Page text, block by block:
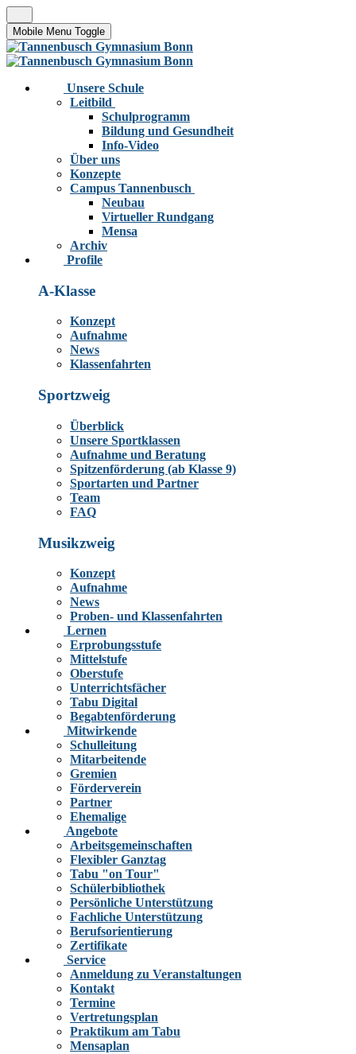
Mobile Menu Toggle
Unsere Schule
Leitbild
Schulprogramm
Bildung und Gesundheit
Info-Video
Über uns
Konzepte
Campus Tannenbusch
Neubau
Virtueller Rundgang
Mensa
Archiv
Profile
A-Klasse
Konzept
Aufnahme
News
Klassenfahrten
Sportzweig
Überblick
Unsere Sportklassen
Aufnahme und Beratung
Spitzenförderung (ab Klasse 9)
Sportarten und Partner
Team
FAQ
Musikzweig
Konzept
Aufnahme
News
Proben- und Klassenfahrten
Lernen
Erprobungsstufe
Mittelstufe
Oberstufe
Unterrichtsfächer
Tabu Digital
Begabtenförderung
Mitwirkende
Schulleitung
Mitarbeitende
Gremien
Förderverein
Partner
Ehemalige
Angebote
Arbeitsgemeinschaften
Flexibler Ganztag
Tabu "on Tour"
Schülerbibliothek
Persönliche Unterstützung
Fachliche Unterstützung
Berufsorientierung
Zertifikate
Service
Anmeldung zu Veranstaltungen
Kontakt
Termine
Vertretungsplan
Praktikum am Tabu
Mensaplan